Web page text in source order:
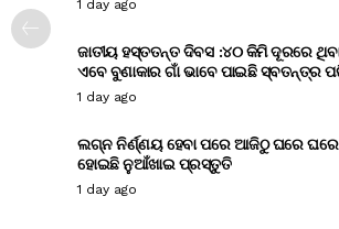
1 day ago
ଜାତୀୟ ହସ୍ତତନ୍ତ ଦିବସ :୪୦ କିମି ଦୂରରେ ଥିବା
ଏବେ ବୁଣାକାର ଗାଁ ଭାବେ ପାଇଛି ସ୍ବତନ୍ତ୍ର
1 day ago
ଲଗ୍ନ ନିର୍ଣ୍ଣୟ ହେବା ପରେ ଆଜିଠୁ ଘରେ
ହୋଇଛି ନୁଆଁଖାଇ ପ୍ରସ୍ତୁତି
1 day ago